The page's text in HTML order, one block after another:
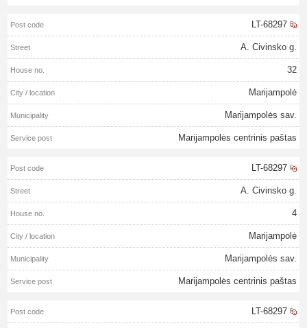
LT-68297
A. Civinsko g.
32
Marijampolė
Marijampolės sav.
Marijampolės centrinis paštas
LT-68297
A. Civinsko g.
4
Marijampolė
Marijampolės sav.
Marijampolės centrinis paštas
LT-68297